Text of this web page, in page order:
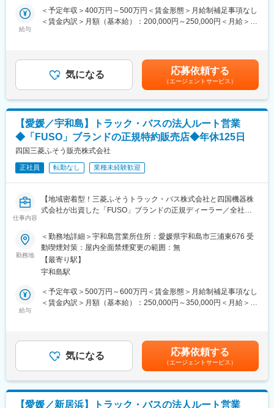
供し、更なる信頼関係の構築に繋げることがミッションです。
ング、アフターフォローを担当いただきます。
・お客様への定期的なヒアリング
お客様（メインは運送業者）からトラック等の仕様の相談を頂い
た際に、ヒアリングを行いながらどういったカスタマイズができ
また図面の設計等は製造元メーカーにて行っているため、専門的
な知識は必要ありません。納品後もアフターフォローを行って頂
きますが、故障やメンテナンスなど技術的な部分は専任の整備担
当が別途対応する形となります。
■一日の流れ：
メール整理や資料準備（8時45分～10時）→納入先へのフォロー
訪問2～3件程度（10時～12時）→昼食（12時～13時）→紹介い
ただいたお客様への提案（13時～16時）→翌日の訪問準備（16時
～17時）→就業（18時以降）
※スケジュール管理については、社員一人ひとりの裁量に任せてお
■職務のミッション：
当社の取扱製品は、お客様にとって非常に重要な商売道具です。
お客様に最も適したトラックやバス、漁船などの提案のみなら
ず、特殊なオプションの搭載や、カスタムの提案を行うことで、
供し、更なる信頼関係の構築に繋げることがミッションです。
給与
＜予定年収＞400万円～500万円＜賃金形態＞月給制補足事項なし
＜賃金内訳＞月額（基本給）：200,000円～250,000円＜月給＞
年2回※過去実績4ヶ月分■営業職のモデル年収（諸手当・賞与を含
む）：・36歳…年収460万円賃金はあくまでも目安の金額であ
り、選考を通じて上下する可能性があります。月給(月額)は固定手
当を含めた表記です。
気になる 応募依頼する
（エージェントサービス）
【愛媛／宇和島】トラック・バスの法人ルート営業
◆「FUSO」ブランドの正規特約販売店◆年休125日
四国三菱ふそう販売株式会社
正社員 転勤なし 業種未経験歓迎
仕事内容
【地域密着型！三菱ふそうトラック・バス株式会社と四国機器株
式会社が出資した「FUSO」ブランドの正規ディーラー／全社平
／転勤なし】
■業務概要：
同社にて法人のお客様向けに自動車（主に1.5トン～大型までのト
ラック・バス）の提案からアフターフォローまで定期的なヒアリ
ング、アフターフォローを担当いただきます。
・お客様への定期的なヒアリング
■業務の詳細：
お客様（メインは運送業者）からトラック等の仕様の相談を頂い
た際に、ヒアリングを行いながらどういったカスタマイズができ
期的な関係を築いていくことができます。
勤務地
＜勤務地詳細＞宇和島営業所住所：愛媛県宇和島市三浦東676 受
動喫煙対策：屋内全面禁煙変更の範囲：無
【最寄り駅】
宇和島駅
給与
＜予定年収＞500万円～600万円＜賃金形態＞月給制補足事項なし
＜賃金内訳＞月額（基本給）：250,000円～350,000円＜月給＞
年2回※過去実績4ヶ月分賃金はあくまでも目安の金額であり、選
考を通じて上下する可能性があります。月給(月額)は固定手当を含
めた表記です。
気になる 応募依頼する
（エージェントサービス）
【愛媛／新居浜】トラック・バスの法人ルート営業